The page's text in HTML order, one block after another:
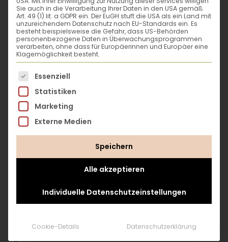
vermehren die
bedrohten Pflanzen in
ihren Gärten oder
züchten seltene
Nutztierrassen.
Gemeinsam mit
Partnerinstitutionen und
dem Bund arbeitet die
Stiftung daran, die
genetische Vielfalt
lebendig zu halten.
Biodiversitätskonvention
von Rio 1992 hat sich die
Schweiz verpflichtet, die
Sie auch in die Verarbeitung Ihrer Daten in den USA gemäß
Art. 49 (1) lit. a GDPR ein. Der EuGH stuft die USA als ein Land mit
unzureichendem Datenschutz nach EU-Standards ein. Es
besteht beispielsweise die Gefahr, dass US-Behörden
personenbezogene Daten in Überwachungsprogrammen
verarbeiten, ohne dass für Europäerinnen und Europäer eine
Klagemöglichkeit besteht.
Es folgt eine Liste der Service-Gruppen, für die
Essenziell
Statistiken
Marketing
Externe Medien
Speichern
Alle akzeptieren
Individuelle Datenschutzeinstellungen
Cookie-Details Datenschutzerklärung